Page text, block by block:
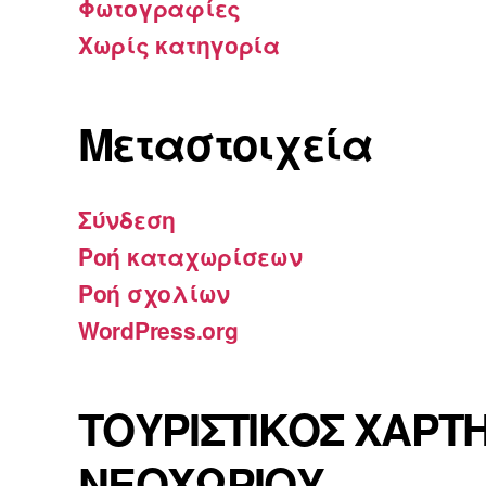
Φωτογραφίες
Χωρίς κατηγορία
Μεταστοιχεία
Σύνδεση
Ροή καταχωρίσεων
Ροή σχολίων
WordPress.org
ΤΟΥΡΙΣΤΙΚΟΣ